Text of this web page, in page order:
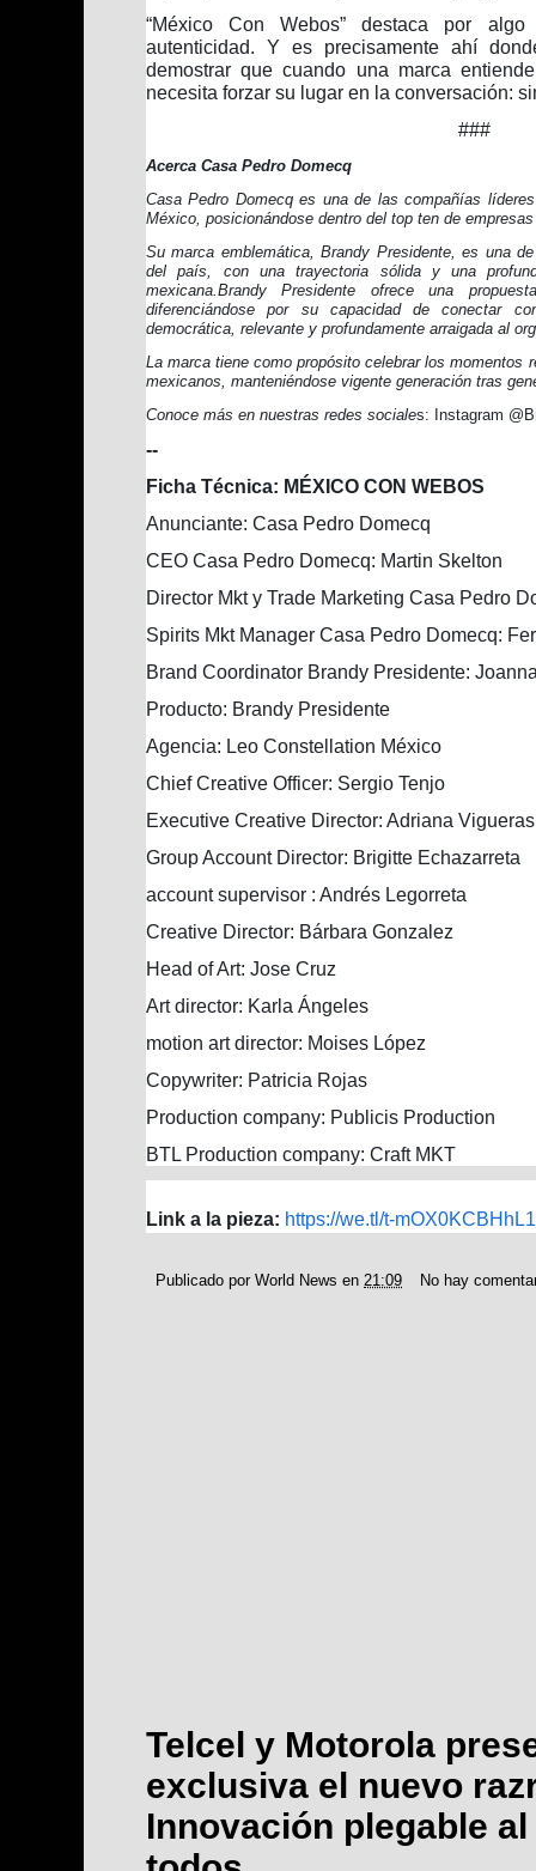
“México Con Webos” destaca por
autenticidad. Y es precisamente ahí
demostrar que cuando una marca
necesita forzar su lugar en la conversación:
###
Acerca Casa Pedro Domecq
Casa Pedro Domecq es una de las compañías
México, posicionándose dentro del top ten de
Su marca emblemática, Brandy Presidente, es una
del país, con una trayectoria sólida y una
mexicana.Brandy Presidente ofrece una
diferenciándose por su capacidad de conectar
democrática, relevante y profundamente arraigada al
La marca tiene como propósito celebrar los momentos
mexicanos, manteniéndose vigente generación tras
Conoce más en nuestras redes sociales: Instagram
--
Ficha Técnica: MÉXICO CON WEBOS
Anunciante: Casa Pedro Domecq
CEO Casa Pedro Domecq: Martin Skelton
Director Mkt y Trade Marketing Casa Pedro
Spirits Mkt Manager Casa Pedro Domecq:
Brand Coordinator Brandy Presidente:
Producto: Brandy Presidente
Agencia: Leo Constellation México
Chief Creative Officer: Sergio Tenjo
Executive Creative Director: Adriana
Group Account Director: Brigitte Echazarreta
account supervisor : Andrés Legorreta
Creative Director: Bárbara Gonzalez
Head of Art: Jose Cruz
Art director: Karla Ángeles
motion art director: Moises López
Copywriter: Patricia Rojas
Production company: Publicis Production
BTL Production company: Craft MKT
Link a la pieza: https://we.tl/t-
Publicado por World News en 21:09 No hay
Telcel y Motorola
exclusiva el nuevo
Innovación plegable